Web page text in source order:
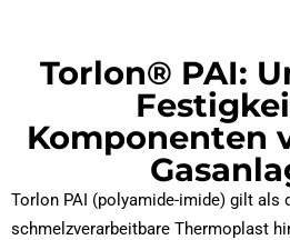
Torlon® PAI:
Komponenten
Torlon PAI (polyamide-imide) gilt als
schmelzverarbeitbare Thermoplast